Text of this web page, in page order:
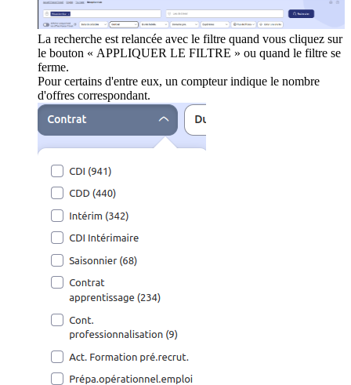
La recherche est relancée avec le filtre quand vous cliquez sur
le bouton « APPLIQUER LE FILTRE » ou quand le filtre se
ferme.
Pour certains d'entre eux, un compteur indique le nombre
d'offres correspondant.